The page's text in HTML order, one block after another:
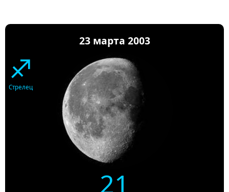
23 марта 2003
♐
Стрелец
21